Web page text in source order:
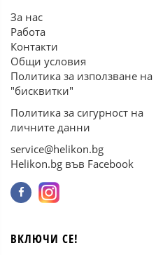
За нас
Работа
Контакти
Общи условия
Политика за използване на
"бисквитки"
Политика за сигурност на
личните данни
service@helikon.bg
Helikon.bg във Facebook
ВКЛЮЧИ СЕ!